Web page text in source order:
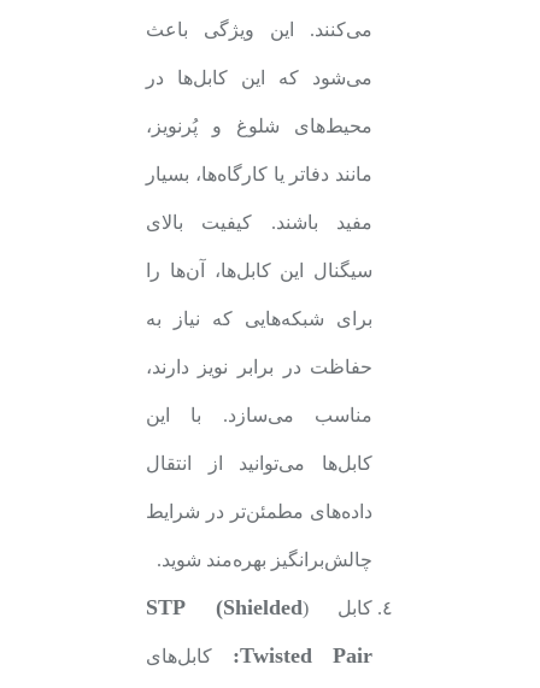
می‌کنند. این ویژگی باعث
می‌شود که این کابل‌ها در
محیط‌های شلوغ و پُرنویز،
مانند دفاتر یا کارگاه‌ها، بسیار
مفید باشند. کیفیت بالای
سیگنال این کابل‌ها، آن‌ها را
برای شبکه‌هایی که نیاز به
حفاظت در برابر نویز دارند،
مناسب می‌سازد. با این
کابل‌ها می‌توانید از انتقال
داده‌های مطمئن‌تر در شرایط
چالش‌برانگیز بهره‌مند شوید.
کابل (STP (Shielded
Twisted Pair:
کابل‌های